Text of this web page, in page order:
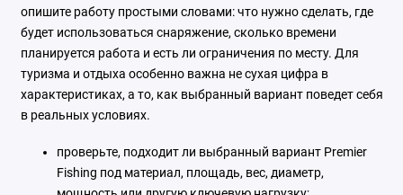
опишите работу простыми словами: что нужно сделать, где
будет использоваться снаряжение, сколько времени
планируется работа и есть ли ограничения по месту. Для
туризма и отдыха особенно важна не сухая цифра в
характеристиках, а то, как выбранный вариант поведет себя
в реальных условиях.
проверьте, подходит ли выбранный вариант Premier
Fishing под материал, площадь, вес, диаметр,